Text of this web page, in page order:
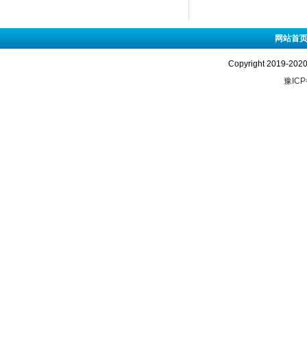
网站首页
Copyright 2019-
豫